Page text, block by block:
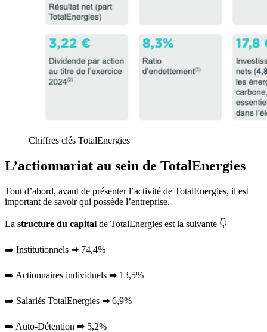
Chiffres clés TotalEnergies
L’actionnariat au sein de TotalEnergies
Tout d’abord, avant de présenter l’activité de TotalEnergies, il est
important de savoir qui possède l’entreprise.
La structure du capital de TotalEnergies est la suivante 👇
➡️ Institutionnels ➡ 74,4%
➡️ Actionnaires individuels ➡ 13,5%
➡️ Salariés TotalEnergies ➡ 6,9%
➡️ Auto-Détention ➡ 5,2%